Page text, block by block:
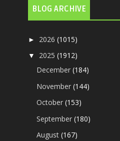
BLOG ARCHIVE
► 2026(1015)
▼ 2025(1912)
December(184)
November(144)
October(153)
September(180)
August(167)